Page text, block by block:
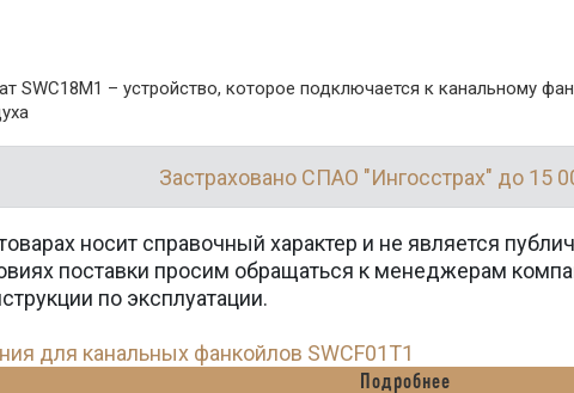
SWC18M1 – устройство, которое подключается к канальному
Застраховано СПАО "Ингосстрах" до 15
носит справочный характер и не является
поставки просим обращаться к менеджерам
по эксплуатации.
для канальных фанкойлов SWCF01T1
Подробнее